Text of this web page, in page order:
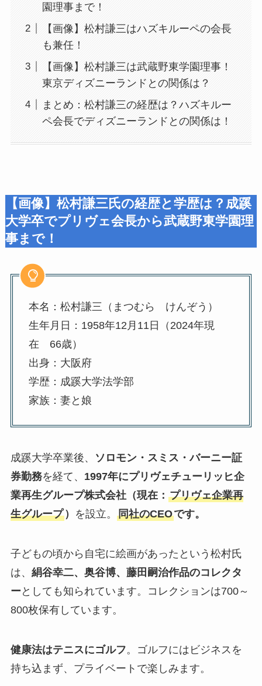
園理事まで！
【画像】松村謙三はハズキルーペの会長
も兼任！
【画像】松村謙三は武蔵野東学園理事！
東京ディズニーランドとの関係は？
まとめ：松村謙三の経歴は？ハズキルー
ペ会長でディズニーランドとの関係は！
【画像】松村謙三氏の経歴と学歴は？成蹊
大学卒でプリヴェ会長から武蔵野東学園理
事まで！
本名：松村謙三（まつむら けんぞう）
生年月日：1958年12月11日（2024年現
在 66歳）
出身：大阪府
学歴：成蹊大学法学部
家族：妻と娘
成蹊大学卒業後、
ソロモン・スミス・バーニー証
券勤務を経て、 1997年にプリヴェチューリッヒ企
業再生グループ株式会社（現在： プリヴェ企業再
生グループ） を設立。 同社のCEOです。
子どもの頃から自宅に絵画があったという松村氏
は、 絹谷幸二、奥谷博、藤田嗣治作品のコレクタ
ー としても知られています。コレクションは700～
800枚保有しています。
健康法はテニスにゴルフ。ゴルフにはビジネスを
持ち込まず、プライベートで楽しみます。